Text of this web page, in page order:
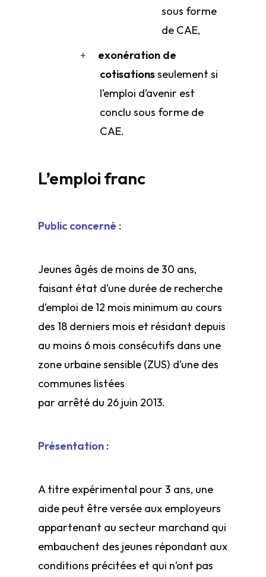
sous forme
de CAE,
exonération de
cotisationsseulement si
l’emploi d’avenir est
conclu sous forme de
CAE.
L’emploi franc
Public concerné :
Jeunes âgés de moins de 30 ans,
faisant état d’une durée de recherche
d’emploi de 12 mois minimum au cours
des 18 derniers mois et résidant depuis
au moins 6 mois consécutifs dans une
zone urbaine sensible (ZUS) d’une des
communes listées
par arrêté du 26 juin 2013.
Présentation :
A titre expérimental pour 3 ans, une
aide peut être versée aux employeurs
appartenant au secteur marchand qui
embauchent des jeunes répondant aux
conditions précitées et qui n’ont pas